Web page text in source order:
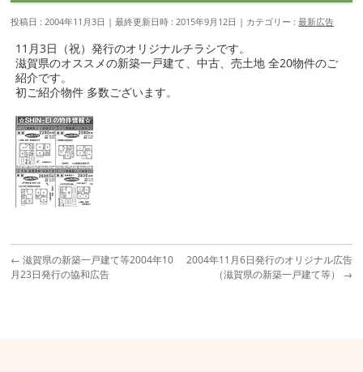
投稿日 : 2004年11月3日 最終更新日時 : 2015年9月12日 カテゴリー :最新広告
11月3日（祝）発行のオリジナルチラシです。
滋賀県のオススメの新築一戸建て、中古、売土地 全20物件のご
紹介です。
初ご紹介物件 多数ございます。
← 滋賀県の新築一戸建て等2004年10
月23日発行の協和広告
2004年11月6日発行のオリジナル広告
（滋賀県の新築一戸建て等） →